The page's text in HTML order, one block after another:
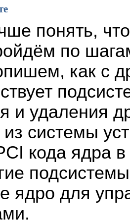
понять,
по
как с
и удаления
системы
кода ядра
ядро для